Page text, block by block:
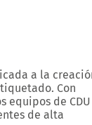
a la
Con
equipos de CDU
de alta